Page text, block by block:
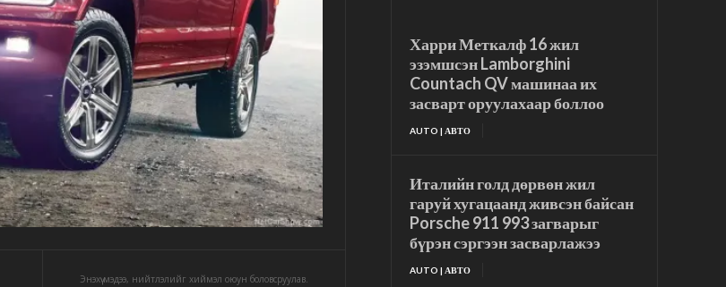
Энэхүү мэдээ, нийтлэлийг хиймэл оюун боловсруулав.
Харри Меткалф 16 жил
эзэмшсэн Lamborghini
Countach QV машинаа их
засварт оруулахаар боллоо
AUTO | АВТО
Италийн голд дөрвөн жил
гаруй хугацаанд живсэн байсан
Porsche 911 993 загварыг
бүрэн сэргээн засварлажээ
AUTO | АВТО